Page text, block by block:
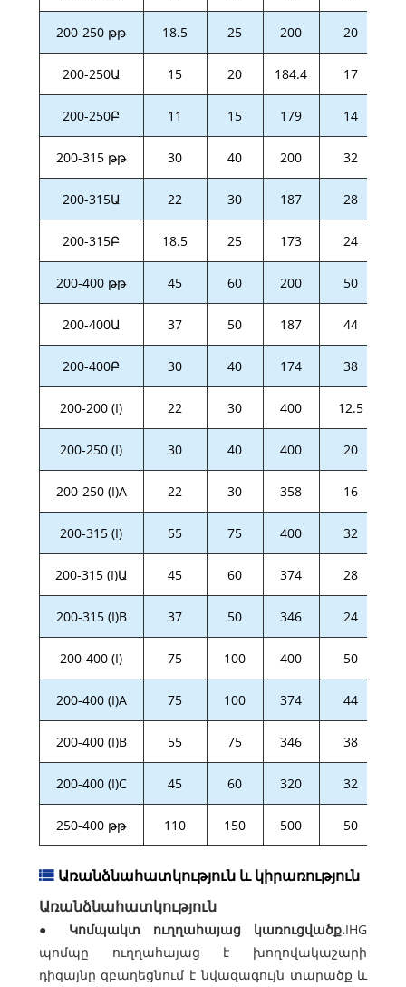
200-250 թթ 18.5 25 200 20
200-250Ա 15 20 184.4 17
200-250Բ 11 15 179 14
200-315 թթ 30 40 200 32
200-315Ա 22 30 187 28
200-315Բ 18.5 25 173 24
200-400 թթ 45 60 200 50
200-400Ա 37 50 187 44
200-400Բ 30 40 174 38
200-200 (I) 22 30 400 12.5
200-250 (I) 30 40 400 20
200-250 (I)A 22 30 358 16
200-315 (I) 55 75 400 32
200-315 (I)Ա 45 60 374 28
200-315 (I)B 37 50 346 24
200-400 (I) 75 100 400 50
200-400 (I)A 75 100 374 44
200-400 (I)B 55 75 346 38
200-400 (I)C 45 60 320 32
250-400 թթ 110 150 500 50
Առանձնահատկություն և կիրառություն
Առանձնահատկություն
● Կոմպակտ ուղղահայաց կառուցվածք.IHG
պոմպը ուղղահայաց է խողովակաշարի
դիզայնը զբաղեցնում է նվազագույն տարածք և